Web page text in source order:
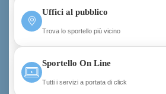
Uffici al pubblico
Trova lo sportello più vicino
Sportello On Line
Tutti i servizi a portata di click